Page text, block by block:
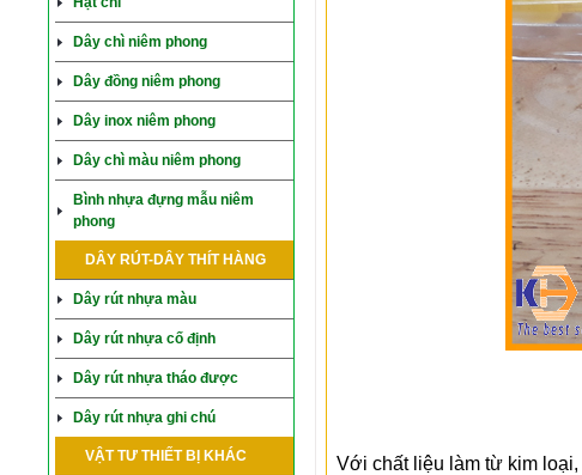
Dây chì niêm phong
Dây đồng niêm phong
Dây inox niêm phong
Dây chì màu niêm phong
Bình nhựa đựng mẫu niêm
phong
DÂY RÚT-DÂY THÍT HÀNG
Dây rút nhựa màu
Dây rút nhựa cố định
Dây rút nhựa tháo được
Dây rút nhựa ghi chú
VẬT TƯ THIẾT BỊ KHÁC Với chất liệu làm từ kim loại,